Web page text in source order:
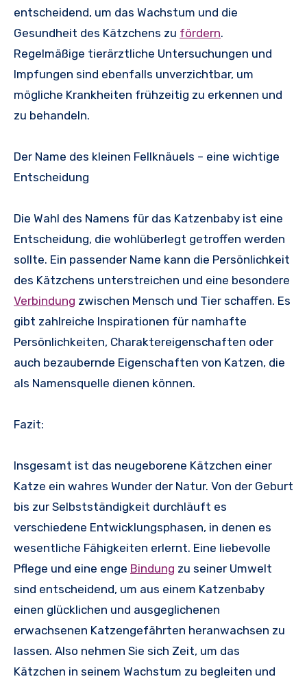
entscheidend, um das Wachstum und die
Gesundheit des Kätzchens zu fördern.
Regelmäßige tierärztliche Untersuchungen und
Impfungen sind ebenfalls unverzichtbar, um
mögliche Krankheiten frühzeitig zu erkennen und
zu behandeln.
Der Name des kleinen Fellknäuels – eine wichtige
Entscheidung
Die Wahl des Namens für das Katzenbaby ist eine
Entscheidung, die wohlüberlegt getroffen werden
sollte. Ein passender Name kann die Persönlichkeit
des Kätzchens unterstreichen und eine besondere
Verbindung zwischen Mensch und Tier schaffen. Es
gibt zahlreiche Inspirationen für namhafte
Persönlichkeiten, Charaktereigenschaften oder
auch bezaubernde Eigenschaften von Katzen, die
als Namensquelle dienen können.
Fazit:
Insgesamt ist das neugeborene Kätzchen einer
Katze ein wahres Wunder der Natur. Von der Geburt
bis zur Selbstständigkeit durchläuft es
verschiedene Entwicklungsphasen, in denen es
wesentliche Fähigkeiten erlernt. Eine liebevolle
Pflege und eine enge Bindung zu seiner Umwelt
sind entscheidend, um aus einem Katzenbaby
einen glücklichen und ausgeglichenen
erwachsenen Katzengefährten heranwachsen zu
lassen. Also nehmen Sie sich Zeit, um das
Kätzchen in seinem Wachstum zu begleiten und